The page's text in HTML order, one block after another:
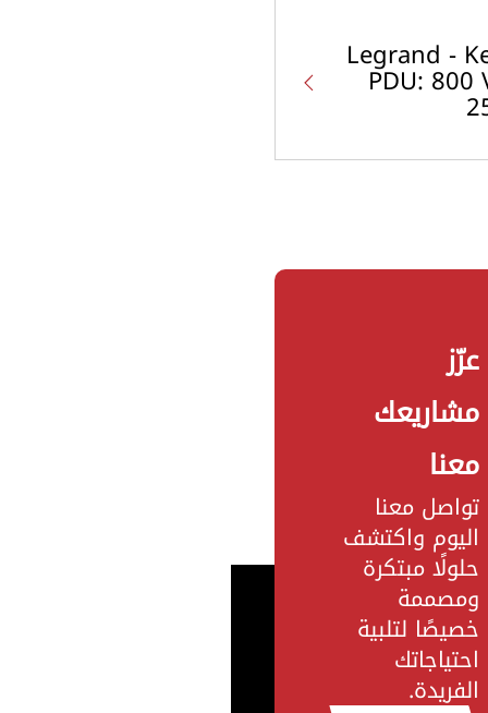
Legrand -
PDU: 800
عزّز
مشاريعك
معنا
تواصل معنا
اليوم واكتشف
حلولًا مبتكرة
ومصممة
خصيصًا لتلبية
احتياجاتك
الفريدة.